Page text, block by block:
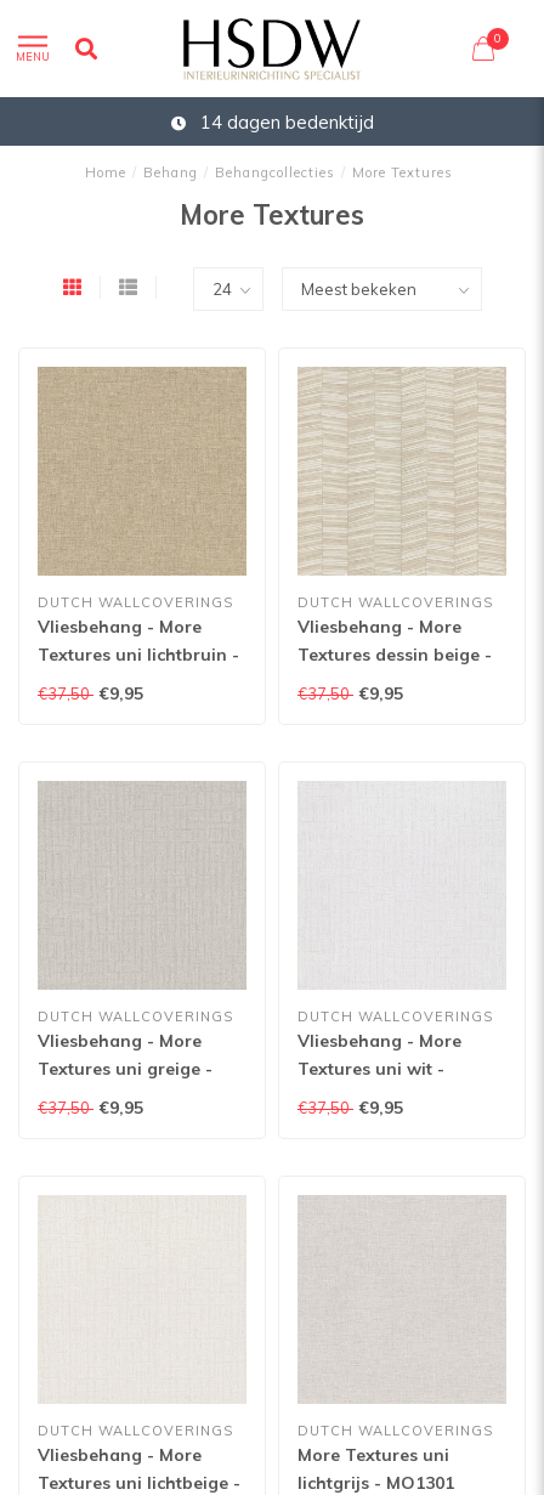
MENU
0
14 dagen bedenktijd
Home / Behang / Behangcollecties / More Textures
More Textures
DUTCH WALLCOVERINGS
Vliesbehang - More
Textures uni lichtbruin -
MO1306
€37,50 €9,95
DUTCH WALLCOVERINGS
Vliesbehang - More
Textures dessin beige -
MO1501
€37,50 €9,95
DUTCH WALLCOVERINGS
Vliesbehang - More
Textures uni greige -
MO1206
€37,50 €9,95
DUTCH WALLCOVERINGS
Vliesbehang - More
Textures uni wit -
MO1201
€37,50 €9,95
DUTCH WALLCOVERINGS
Vliesbehang - More
Textures uni lichtbeige -
DUTCH WALLCOVERINGS
More Textures uni
lichtgrijs - MO1301